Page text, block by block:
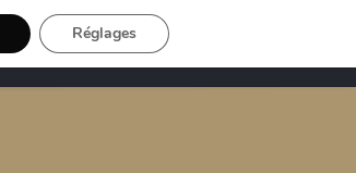
Inscription Chauffeur
Réglages